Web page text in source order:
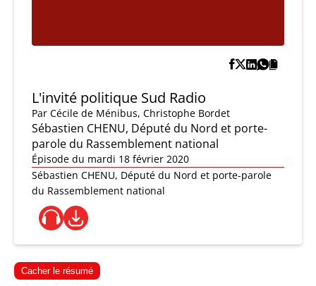
L'invité politique Sud Radio
Par Cécile de Ménibus, Christophe Bordet
Sébastien CHENU, Député du Nord et porte-
parole du Rassemblement national
Épisode du mardi 18 février 2020
Sébastien CHENU, Député du Nord et porte-parole
du Rassemblement national
Cacher le résumé